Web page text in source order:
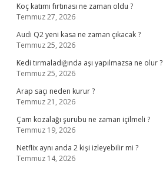
Koç katımı fırtınası ne zaman oldu ?
Temmuz 27, 2026
Audi Q2 yeni kasa ne zaman çıkacak ?
Temmuz 25, 2026
Kedi tırmaladığında aşı yapılmazsa ne olur ?
Temmuz 25, 2026
Arap saçı neden kurur ?
Temmuz 21, 2026
Çam kozalağı şurubu ne zaman içilmeli ?
Temmuz 19, 2026
Netflix aynı anda 2 kişi izleyebilir mi ?
Temmuz 14, 2026